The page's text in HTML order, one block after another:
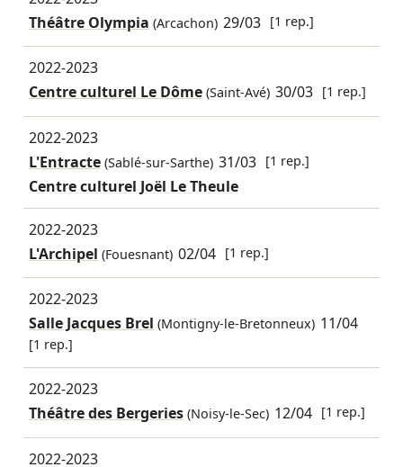
Théâtre Olympia (Arcachon) 29/03 [1 rep.]
2022-2023
Centre culturel Le Dôme(Saint-Avé) 30/03 [1 rep.]
2022-2023
L'Entracte(Sablé-sur-Sarthe) 31/03 [1 rep.]
Centre culturel Joël Le Theule
2022-2023
L'Archipel (Fouesnant) 02/04 [1 rep.]
2022-2023
Salle Jacques Brel (Montigny-le-Bretonneux) 11/04
[1 rep.]
2022-2023
Théâtre des Bergeries(Noisy-le-Sec) 12/04 [1 rep.]
2022-2023